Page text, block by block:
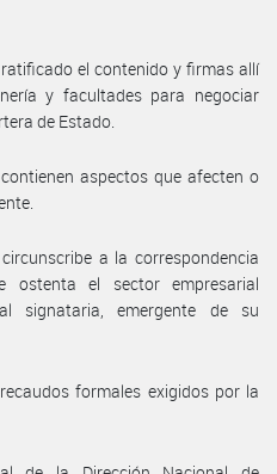
el contenido y firmas allí
y facultades para negociar
de Estado.
aspectos que afecten o
a la correspondencia
ostenta el sector empresarial
signataria, emergente de su
formales exigidos por la